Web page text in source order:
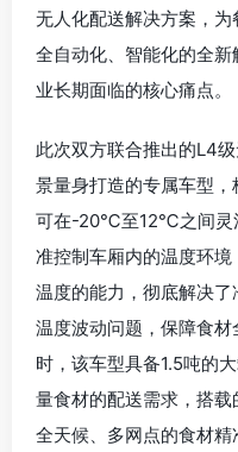
无人化配送解决方案，
全自动化、智能化的全
业长期面临的核心痛点。
此次双方联合推出的L4
景量身打造的专属车型
可在-20℃至12℃之间灵
准控制车厢内的温度环
温度的能力，彻底解决
温度波动问题，保障食
时，该车型具备1.5吨的
量食材的配送需求，搭
全天候、多网点的食材精